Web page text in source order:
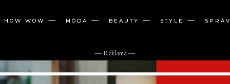
HOW WOW MÓDA BEAUTY STYLE
― Reklama ―